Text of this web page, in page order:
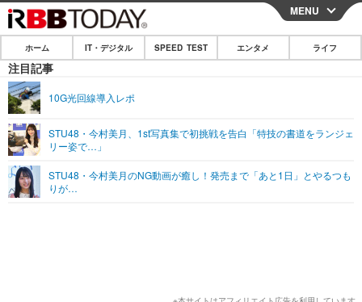
CLOSE
ホーム
IT・デジタル
ネタ
ショッピング その他
SPEED TEST
エンタメ
エンタメTOP
ライフ
MENU
ホーム IT・デジタル SPEED TEST エンタメ ライフ
注目記事
10G光回線導入レポ
STU48・今村美月、1st写真集で初挑戦を告白「特技の書道をランジェ
リー姿で…」
STU48・今村美月のNG動画が癒し！発売まで「あと1日」とやるつも
りが…